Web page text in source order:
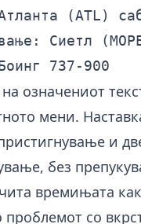
(ATL)
Сиетл
означениот
мени.
и
без
времињата
проблемот со